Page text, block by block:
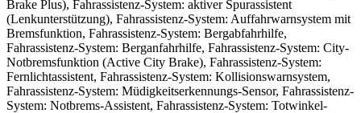
Brake Plus), Fahrassistenz-System: aktiver Spurassistent
(Lenkunterstützung), Fahrassistenz-System: Auffahrwarnsystem mit
Bremsfunktion, Fahrassistenz-System: Bergabfahrhilfe,
Fahrassistenz-System: Berganfahrhilfe, Fahrassistenz-System: City-
Notbremsfunktion (Active City Brake), Fahrassistenz-System:
Fernlichtassistent, Fahrassistenz-System: Kollisionswarnsystem,
Fahrassistenz-System: Müdigkeitserkennungs-Sensor, Fahrassistenz-
System: Notbrems-Assistent, Fahrassistenz-System: Totwinkel-